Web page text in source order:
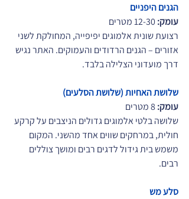
הגנים היפניים
עומק:
רצועת שונית אלמוגים יפיפייה, המחולקת לשני
אזורים – הגנים הרדודים והעמוקים. האתר נגיש
דרך מועדוני הצלילה בלבד.
שלושת האחיות (שלושת הסלעים)
עומק:
שלושה בלטי אלמוגים גדולים הניצבים על קרקע
חולית, במרחקים שווים אחד מהשני. המקום
משמש בית גידול לדגים רבים ומושך צוללים
רבים.
סלע מש